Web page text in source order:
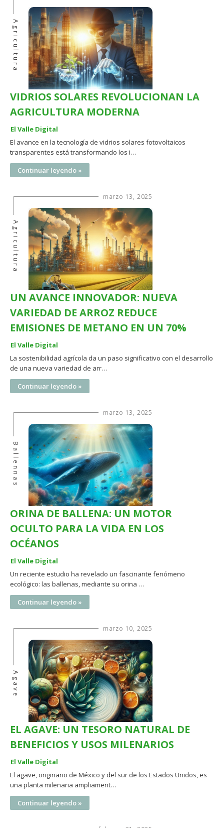
Agricultura
VIDRIOS SOLARES REVOLUCIONAN LA
AGRICULTURA MODERNA
El Valle Digital
El avance en la tecnología de vidrios solares fotovoltaicos
transparentes está transformando los i…
Continuar leyendo »
marzo 13, 2025
Agricultura
UN AVANCE INNOVADOR: NUEVA
VARIEDAD DE ARROZ REDUCE
EMISIONES DE METANO EN UN 70%
El Valle Digital
La sostenibilidad agrícola da un paso significativo con el desarrollo
de una nueva variedad de arr…
Continuar leyendo »
marzo 13, 2025
Ballennas
ORINA DE BALLENA: UN MOTOR
OCULTO PARA LA VIDA EN LOS
OCÉANOS
El Valle Digital
Un reciente estudio ha revelado un fascinante fenómeno
ecológico: las ballenas, mediante su orina …
Continuar leyendo »
marzo 10, 2025
Agave
EL AGAVE: UN TESORO NATURAL DE
BENEFICIOS Y USOS MILENARIOS
El Valle Digital
El agave, originario de México y del sur de los Estados Unidos, es
una planta milenaria ampliament…
Continuar leyendo »